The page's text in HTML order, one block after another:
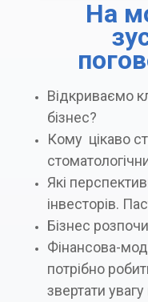
На
Відкриваємо
бізнес?
Кому цікаво
Які
інвесторів.
Бізнес
Фінансова-
потрібно
звертати